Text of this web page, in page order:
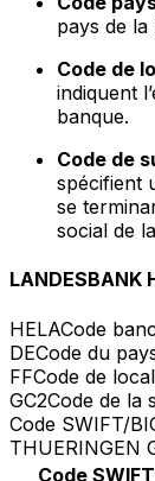
pays de la
Code de
indiquent
banque.
Code de
spécifient
se
social de
LANDESBANK
HELACode
DECode du
FFCode de
GC2Code de la
Code SWIFT/
THUERINGEN
Code SWIFT